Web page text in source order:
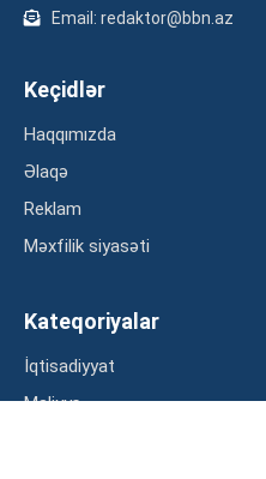
Email: redaktor@bbn.az
Keçidlər
Haqqımızda
Əlaqə
Reklam
Məxfilik siyasəti
Kateqoriyalar
İqtisadiyyat
Maliyyə